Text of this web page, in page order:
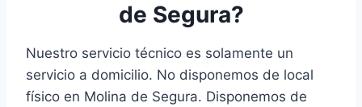
de Segura?
Nuestro servicio técnico es solamente un
servicio a domicilio. No disponemos de local
físico en Molina de Segura. Disponemos de